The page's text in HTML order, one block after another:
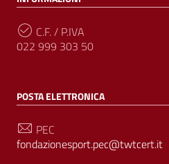
C.F. / P.IVA
022 999 303 50
POSTA ELETTRONICA
PEC
fondazionesport.pec@twtcert.it